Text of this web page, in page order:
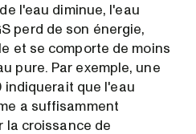
l'eau diminue, l'eau
perd de son énergie,
et se comporte de moins
pure. Par exemple, une
indiquerait que l'eau
a suffisamment
la croissance de